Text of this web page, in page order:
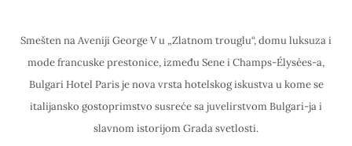
Smešten na Aveniji George V u „Zlatnom trouglu“, domu luksuza i
mode francuske prestonice, između Sene i Champs-Élysées-a,
Bulgari Hotel Paris je nova vrsta hotelskog iskustva u kome se
italijansko gostoprimstvo susreće sa juvelirstvom Bulgari-ja i
slavnom istorijom Grada svetlosti.